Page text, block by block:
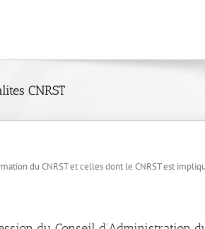
CNRST
du CNRST et celles dont le CNRST est